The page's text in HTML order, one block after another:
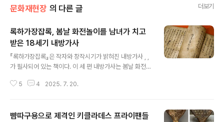
문화재현장 의 다른 글 더보기
록하가장잡록, 봄날 화전놀이를 남녀가 치고
받은 18세기 내방가사
『록하가장잡록』은 작자와 창작시기가 밝혀진 내방가사 , ,
가 필사되어 있는 책이다. 이 세 편 내방가사는 봄날 화전놀
여성들 화전놀이를 조롱하는 를 짓자, 여성이 그에 반박하
글을 익혀 문학작품을 창작하는 데까지 나아간 사례를 보
5 4 2025. 7. 20.
뺨따구용으로 제격인 키클라데스 프라이팬들